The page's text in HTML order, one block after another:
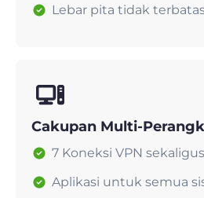
Lebar pita tidak
Cakupan Multi-
7 Koneksi VPN sekaligus
Aplikasi untuk semua